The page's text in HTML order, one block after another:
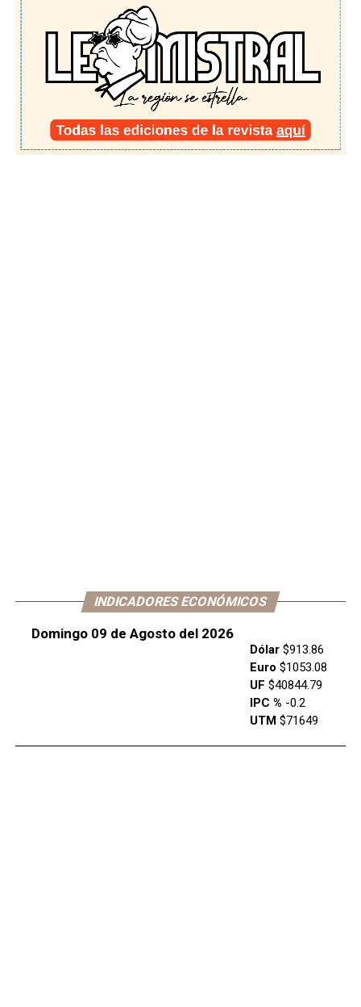
INDICADORES ECONÓMICOS
Domingo 09 de Agosto del 2026
Dólar$913.86
Euro $1053.08
UF $40844.79
IPC % -0.2
UTM $71649